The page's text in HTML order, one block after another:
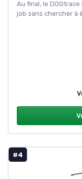
Au final, le
job sans chercher à
#4